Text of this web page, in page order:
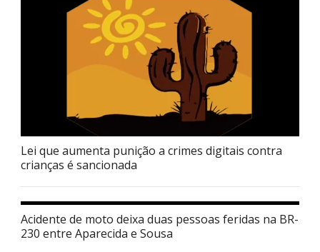
Lei que aumenta punição a crimes digitais contra
crianças é sancionada
Acidente de moto deixa duas pessoas feridas na BR-
230 entre Aparecida e Sousa